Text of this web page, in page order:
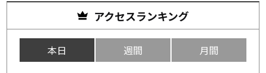
アクセスランキング
本日 週間 月間